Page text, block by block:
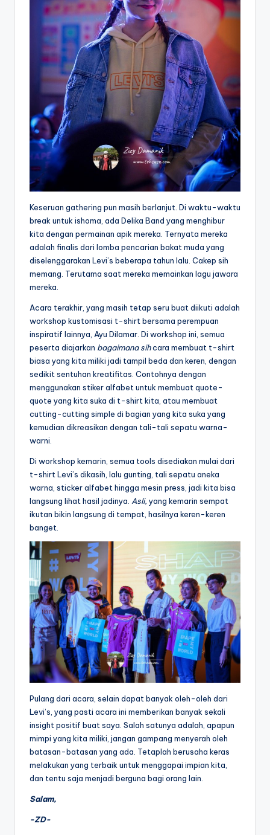
Keseruan gathering pun masih berlanjut. Di waktu-waktu
break untuk ishoma, ada Delika Band yang menghibur
kita dengan permainan apik mereka. Ternyata mereka
adalah finalis dari lomba pencarian bakat muda yang
diselenggarakan Levi’s beberapa tahun lalu. Cakep sih
memang. Terutama saat mereka memainkan lagu jawara
mereka.
Acara terakhir, yang masih tetap seru buat diikuti adalah
workshop kustomisasi t-shirt bersama perempuan
inspiratif lainnya, Ayu Dilamar. Di workshop ini, semua
peserta diajarkan bagaimana sihcara membuat t-shirt
biasa yang kita miliki jadi tampil beda dan keren, dengan
sedikit sentuhan kreatifitas. Contohnya dengan
menggunakan stiker alfabet untuk membuat quote-
quote yang kita suka di t-shirt kita, atau membuat
cutting-cutting simple di bagian yang kita suka yang
kemudian dikreasikan dengan tali-tali sepatu warna-
warni.
Di workshop kemarin, semua tools disediakan mulai dari
t-shirt Levi’s dikasih, lalu gunting, tali sepatu aneka
warna, sticker alfabet hingga mesin press, jadi kita bisa
langsung lihat hasil jadinya. Asli, yang kemarin sempat
ikutan bikin langsung di tempat, hasilnya keren-keren
banget.
Pulang dari acara, selain dapat banyak oleh-oleh dari
Levi’s, yang pasti acara ini memberikan banyak sekali
insight positif buat saya. Salah satunya adalah, apapun
mimpi yang kita miliki, jangan gampang menyerah oleh
batasan-batasan yang ada. Tetaplah berusaha keras
melakukan yang terbaik untuk menggapai impian kita,
dan tentu saja menjadi berguna bagi orang lain.
Salam,
-ZD-